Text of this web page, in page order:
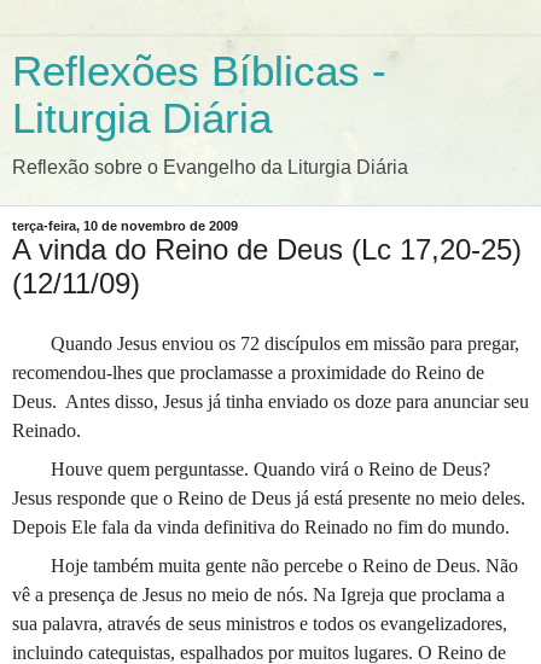
Reflexões Bíblicas -
Liturgia Diária
Reflexão sobre o Evangelho da Liturgia Diária
terça-feira, 10 de novembro de 2009
A vinda do Reino de Deus (Lc 17,20-25)
(12/11/09)
Quando Jesus enviou os 72 discípulos em missão para pregar,
recomendou-lhes que proclamasse a proximidade do Reino de
Deus. Antes disso, Jesus já tinha enviado os doze para anunciar seu
Reinado.
Houve quem perguntasse. Quando virá o Reino de Deus?
Jesus responde que o Reino de Deus já está presente no meio deles.
Depois Ele fala da vinda definitiva do Reinado no fim do mundo.
Hoje também muita gente não percebe o Reino de Deus. Não
vê a presença de Jesus no meio de nós. Na Igreja que proclama a
sua palavra, através de seus ministros e todos os evangelizadores,
incluindo catequistas, espalhados por muitos lugares. O Reino de